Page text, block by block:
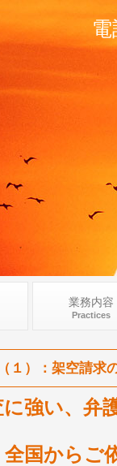
１）：架空請求
強い、弁
国からご
業務内容
Practices